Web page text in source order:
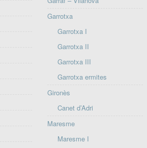
Garrotxa
Garrotxa I
Garrotxa II
Garrotxa III
Garrotxa ermites
Gironès
Canet d’Adri
Maresme
Maresme I